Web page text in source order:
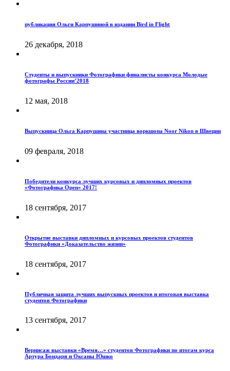
публикация Ольги Карпушиной в издании Bird in Flight
26 декабря, 2018
Студенты и выпускники Фотографики финалисты конкурса Молодые
фотографы России’2018
12 мая, 2018
Выпускница Ольга Карпушина участница воркшопа Noor Nikon в Швеции
09 февраля, 2018
Победители конкурса лучших курсовых и дипломных проектов
«Фотографика Open» 2017!
18 сентября, 2017
Открытие выставки дипломных и курсовых проектов студентов
Фотографики «Доказательство жизни»
18 сентября, 2017
Публичная защита лучших выпускных проектов и итоговая выставка
студентов Фотографики
13 сентября, 2017
Вернисаж выставки «Время…» студентов Фотографики по итогам курса
Артура Бондаря и Оксаны Юшко